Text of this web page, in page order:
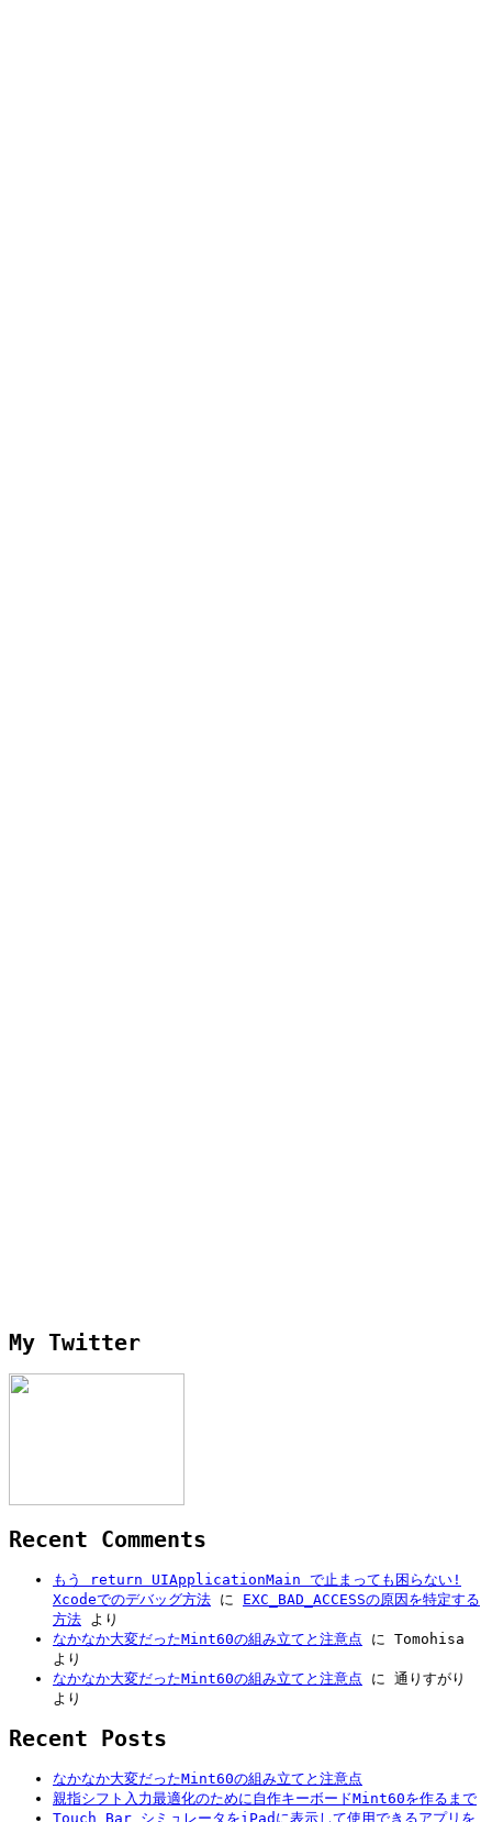
My Twitter
Recent Comments
もう return UIApplicationMain で止まっても困らない!
Xcodeでのデバッグ方法 に EXC_BAD_ACCESSの原因を特定する
方法 より
なかなか大変だったMint60の組み立てと注意点 に Tomohisa
より
なかなか大変だったMint60の組み立てと注意点 に 通りすがり
より
Recent Posts
なかなか大変だったMint60の組み立てと注意点
親指シフト入力最適化のために自作キーボードMint60を作るまで
Touch Bar シミュレータをiPadに表示して使用できるアプリを